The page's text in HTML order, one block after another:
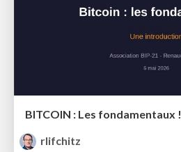
BITCOIN : Les fondamentaux !
rlifchitz